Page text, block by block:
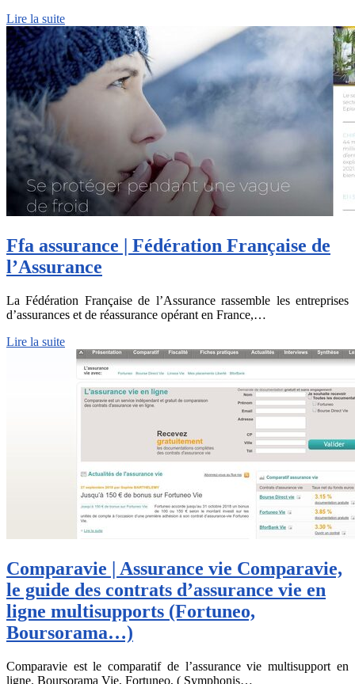
Lire la suite
Ffa assurance | Fédération Française de
l’Assurance
La Fédération Française de l’Assurance rassemble les entreprises
d’assurances et de réassurance opérant en France,…
Lire la suite
Comparavie | Assurance vie Comparavie,
le guide des contrats d’assurance vie en
ligne mul­ti­sup­ports (Fortuneo,
Boursorama…)
Comparavie est le comparatif de l’assurance vie multisupport en
ligne. Boursorama Vie, Fortuneo, ( Symphonis…